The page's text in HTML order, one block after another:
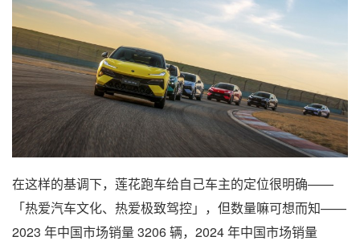
在这样的基调下，莲花跑车给自己车主的定位很明确——
「热爱汽车文化、热爱极致驾控」，但数量嘛可想而知——
2023 年中国市场销量 3206 辆，2024 年中国市场销量